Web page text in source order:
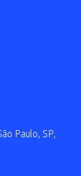
Paulo, SP,